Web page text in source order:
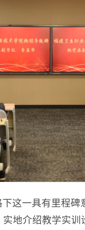
这一具有里程
地介绍教学实